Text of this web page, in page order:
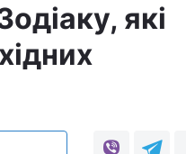
які